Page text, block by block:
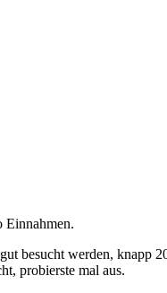
Einnahmen.
besucht werden, knapp
probierste mal aus.